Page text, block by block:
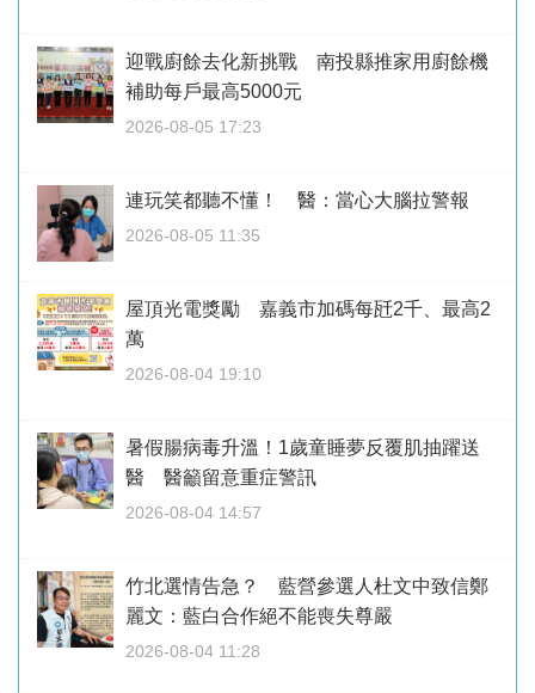
迎戰廚餘去化新挑戰 南投縣推家用廚餘機
補助每戶最高5000元
2026-08-05 17:23
連玩笑都聽不懂！ 醫：當心大腦拉警報
2026-08-05 11:35
屋頂光電獎勵 嘉義市加碼每瓩2千、最高2
萬
2026-08-04 19:10
暑假腸病毒升溫！1歲童睡夢反覆肌抽躍送
醫 醫籲留意重症警訊
2026-08-04 14:57
竹北選情告急？ 藍營參選人杜文中致信鄭
麗文：藍白合作絕不能喪失尊嚴
2026-08-04 11:28